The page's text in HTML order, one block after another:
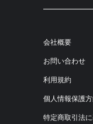
会社概要
お問い合わせ
利用規約
個人情報保護
特定商取引法